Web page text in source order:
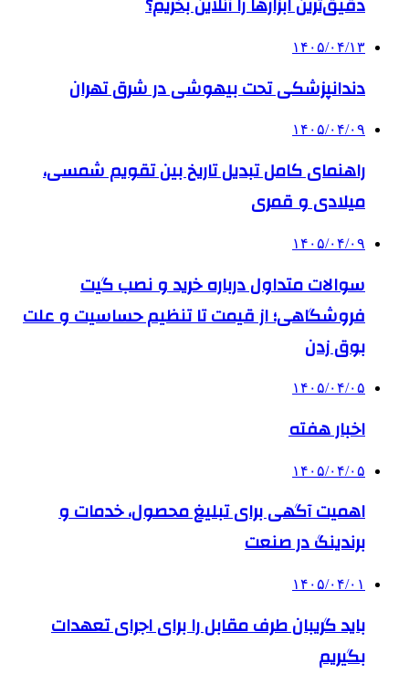
۱۴۰۵/۰۴/۱۳
دندانپزشکی تحت بیهوشی در شرق تهران
۱۴۰۵/۰۴/۰۹
راهنمای کامل تبدیل تاریخ بین تقویم شمسی،
میلادی و قمری
۱۴۰۵/۰۴/۰۹
سوالات متداول درباره خرید و نصب گیت
فروشگاهی؛ از قیمت تا تنظیم حساسیت و علت
بوق زدن
۱۴۰۵/۰۴/۰۵
اخبار هفته
۱۴۰۵/۰۴/۰۵
اهمیت آگهی برای تبلیغ محصول، خدمات و
برندینگ در صنعت
۱۴۰۵/۰۴/۰۱
باید گریبان طرف مقابل را برای اجرای تعهدات
بگیریم